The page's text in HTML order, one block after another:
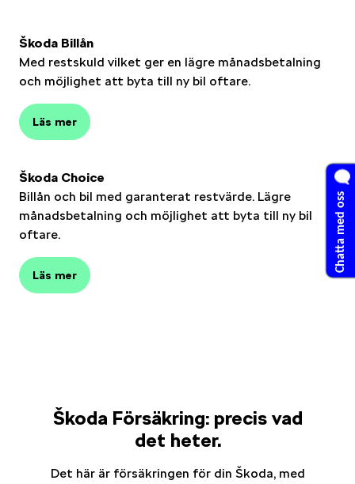
Škoda Billån
Med restskuld vilket ger en lägre månadsbetalning
och möjlighet att byta till ny bil oftare.
Läs mer
Škoda Choice
Billån och bil med garanterat restvärde. Lägre
månadsbetalning och möjlighet att byta till ny bil
oftare.
Läs mer
Škoda Försäkring: precis vad
det heter.
Det här är försäkringen för din Škoda, med
Chatta med oss